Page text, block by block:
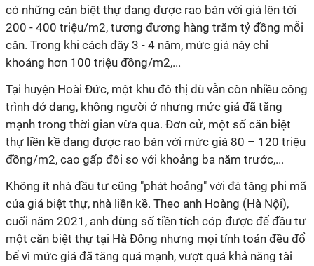
có những căn biệt thự đang được rao bán với giá lên tới
200 - 400 triệu/m2, tương đương hàng trăm tỷ đồng mỗi
căn. Trong khi cách đây 3 - 4 năm, mức giá này chỉ
khoảng hơn 100 triệu đồng/m2,...
Tại huyện Hoài Đức, một khu đô thị dù vẫn còn nhiều công
trình dở dang, không người ở nhưng mức giá đã tăng
mạnh trong thời gian vừa qua. Đơn cử, một số căn biệt
thự liền kề đang được rao bán với mức giá 80 – 120 triệu
đồng/m2, cao gấp đôi so với khoảng ba năm trước,...
Không ít nhà đầu tư cũng "phát hoảng" với đà tăng phi mã
của giá biệt thự, nhà liền kề. Theo anh Hoàng (Hà Nội),
cuối năm 2021, anh dùng số tiền tích cóp được để đầu tư
một căn biệt thự tại Hà Đông nhưng mọi tính toán đều đổ
bể vì mức giá đã tăng quá mạnh, vượt quá khả năng tài